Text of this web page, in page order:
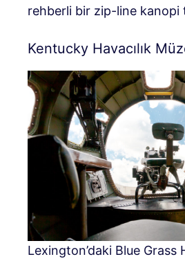
rehberli bir zip-line kanopi
Kentucky Havacılık
Lexington’daki Blue Grass